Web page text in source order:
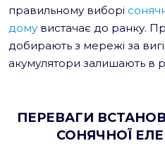
правильному виборі
дому вистачає до ранку.
добирають з мережі за
акумулятори залишають в
ПЕРЕВАГИ
СОНЯЧНОЇ